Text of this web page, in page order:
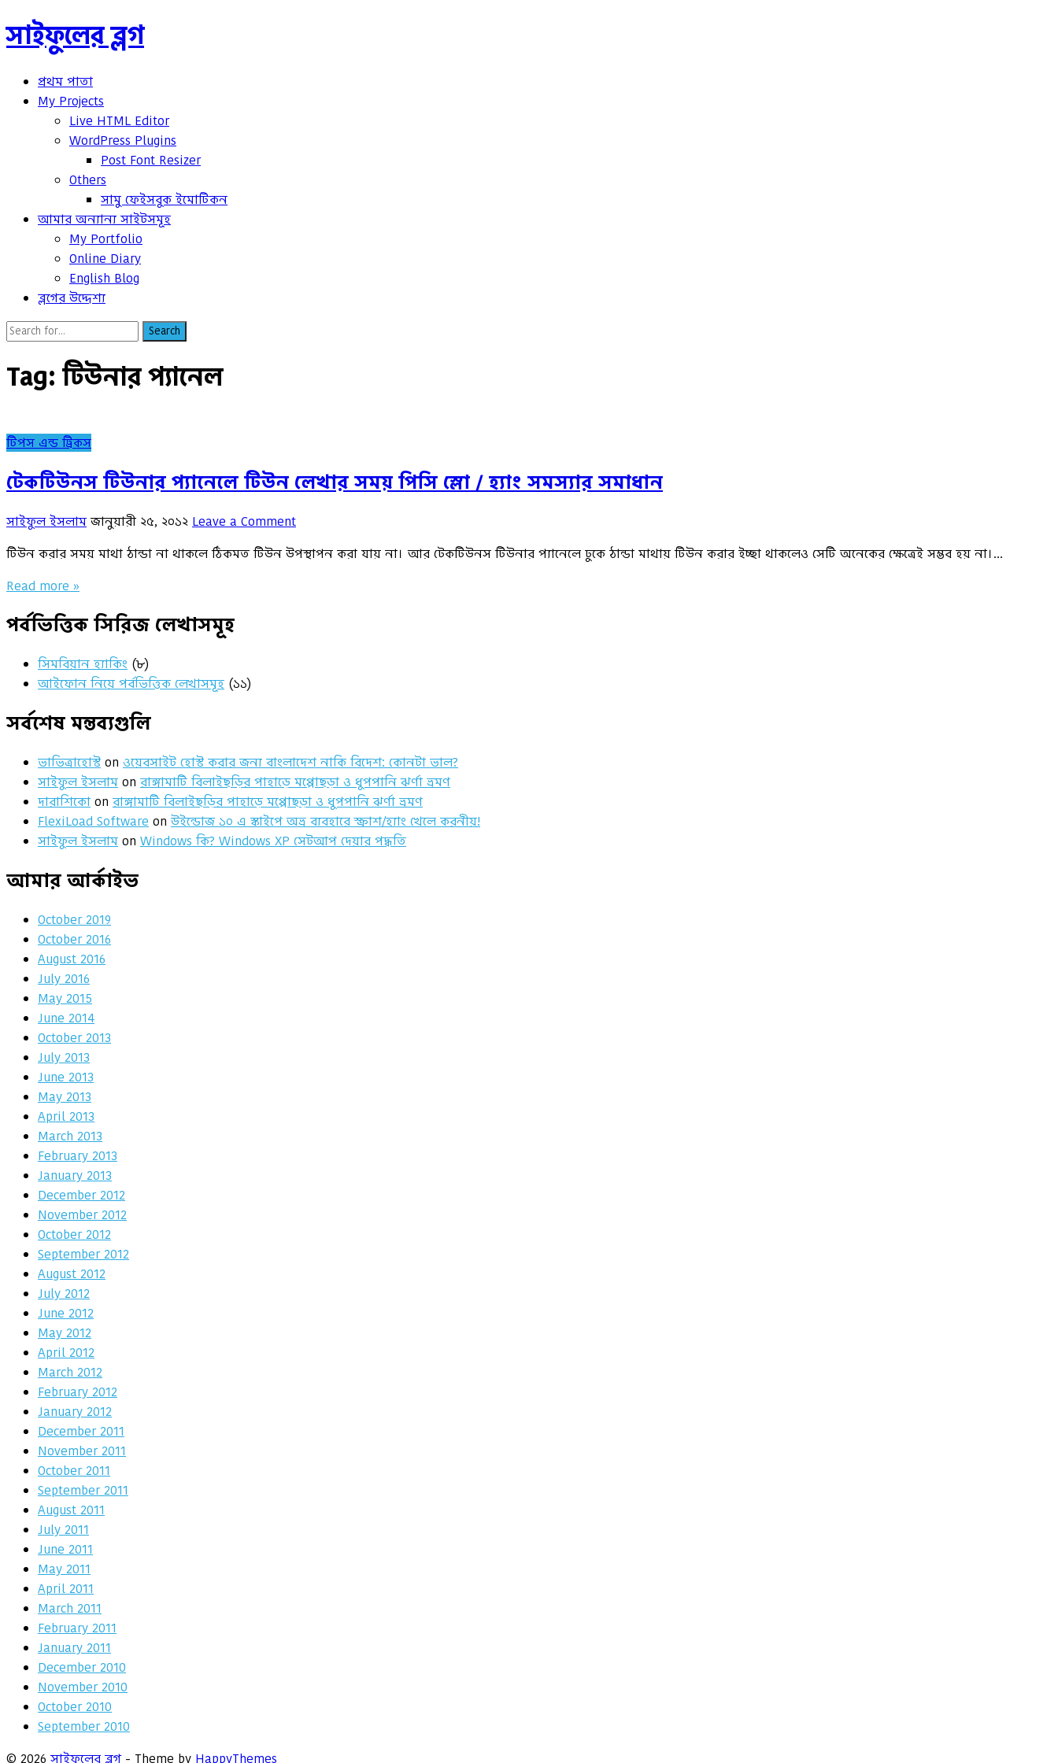
সাইফুলের ব্লগ
প্রথম পাতা
My Projects
Live HTML Editor
WordPress Plugins
Post Font Resizer
Others
সামু ফেইসবুক ইমোটিকন
আমার অন্যান্য সাইটসমূহ
My Portfolio
Online Diary
English Blog
ব্লগের উদ্দেশ্য
Search
Tag:টিউনার প্যানেল
টিপস এন্ড ট্রিকস
টেকটিউনস টিউনার প্যানেলে টিউন লেখার সময় পিসি স্লো / হ্যাং সমস্যার সমাধান
সাইফুল ইসলাম জানুয়ারী ২৫, ২০১২ Leave a Comment
টিউন করার সময় মাথা ঠান্ডা না থাকলে ঠিকমত টিউন উপস্থাপন করা যায় না। আর টেকটিউনস টিউনার প্যানেলে ঢুকে ঠান্ডা মাথায় টিউন করার ইচ্ছা থাকলেও সেটি অনেকের ক্ষেত্রেই সম্ভব হয় না।…
Read more »
পর্বভিত্তিক সিরিজ লেখাসমূহ
সিমবিয়ান হ্যাকিং (৮)
আইফোন নিয়ে পর্বভিত্তিক লেখাসমূহ (১১)
সর্বশেষ মন্তব্যগুলি
ভাভিত্রাহোস্ট on ওয়েবসাইট হোস্ট করার জন্য বাংলাদেশ নাকি বিদেশ: কোনটা ভাল?
সাইফুল ইসলাম on রাঙ্গামাটি বিলাইছড়ির পাহাড়ে মপ্পোছড়া ও ধুপপানি ঝর্ণা ভ্রমণ
দারাশিকো on রাঙ্গামাটি বিলাইছড়ির পাহাড়ে মপ্পোছড়া ও ধুপপানি ঝর্ণা ভ্রমণ
FlexiLoad Software on উইন্ডোজ ১০ এ স্কাইপে অভ্র ব্যবহারে স্ক্রাশ/হ্যাং খেলে করনীয়!
সাইফুল ইসলাম on Windows কি? Windows XP সেটআপ দেয়ার পদ্ধতি
আমার আর্কাইভ
October 2019
October 2016
August 2016
July 2016
May 2015
June 2014
October 2013
July 2013
June 2013
May 2013
April 2013
March 2013
February 2013
January 2013
December 2012
November 2012
October 2012
September 2012
August 2012
July 2012
June 2012
May 2012
April 2012
March 2012
February 2012
January 2012
December 2011
November 2011
October 2011
September 2011
August 2011
July 2011
June 2011
May 2011
April 2011
March 2011
February 2011
January 2011
December 2010
November 2010
October 2010
September 2010
© 2026 সাইফুলের ব্লগ- Theme by HappyThemes